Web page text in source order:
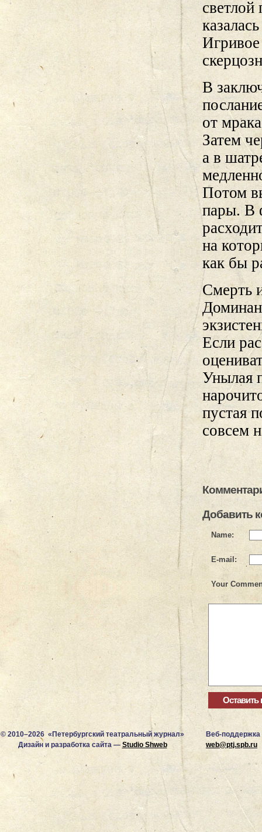
В
от
Затем
а в
Потом
пары. В
на
как бы
Смерть
Если
Унылая
пустая
совсем
Добавить
Name:
E-mail:
Your
© 2010–2026 «Петербургский театральный журнал»
Дизайн и разработка сайта — Studio Shweb
Веб-поддержка
web@ptj.spb.ru